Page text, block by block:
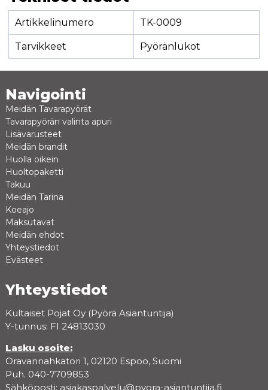
Artikkelinumero TK-0009
Tarvikkeet Pyöränlukot
Navigointi
Meidän Tavarapyörät
Tavarapyörän valinta apuri
Lisävarusteet
Meidän brandit
Huolla oikein
Huoltopaketti
Takuu
Meidän Tarina
Koeajo
Maksutavat
Meidän ehdot
Yhteystiedot
Evästeet
Yhteystiedot
Kultaiset Pojat Oy (Pyörä Asiantuntija)
Y-tunnus: FI 24813030
Lasku osoite:
Oravannahkatori 1, 02120 Espoo, Suomi
Puh. 040-7709853
Sähköposti: asiakaspalvelu@pyora-asiantuntija.fi